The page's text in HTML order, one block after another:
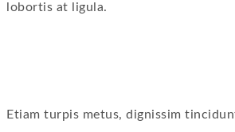
lobortis at ligula.
Etiam turpis metus, dignissim